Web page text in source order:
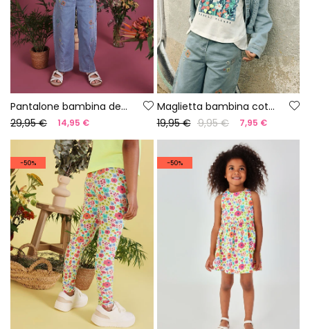
Pantalone bambina denim
29,95 €
14,95 €
Maglietta bambina cotone manica lunga
19,95 € 9,95 € 7,95 €
-50% -50%